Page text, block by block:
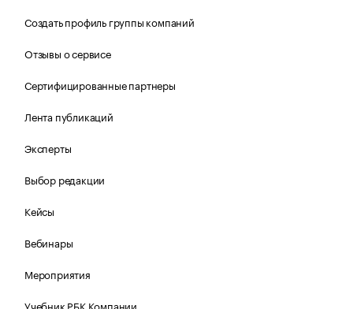
Создать профиль группы компаний
Отзывы о сервисе
Сертифицированные партнеры
Лента публикаций
Эксперты
Выбор редакции
Кейсы
Вебинары
Мероприятия
Учебник РБК Компании